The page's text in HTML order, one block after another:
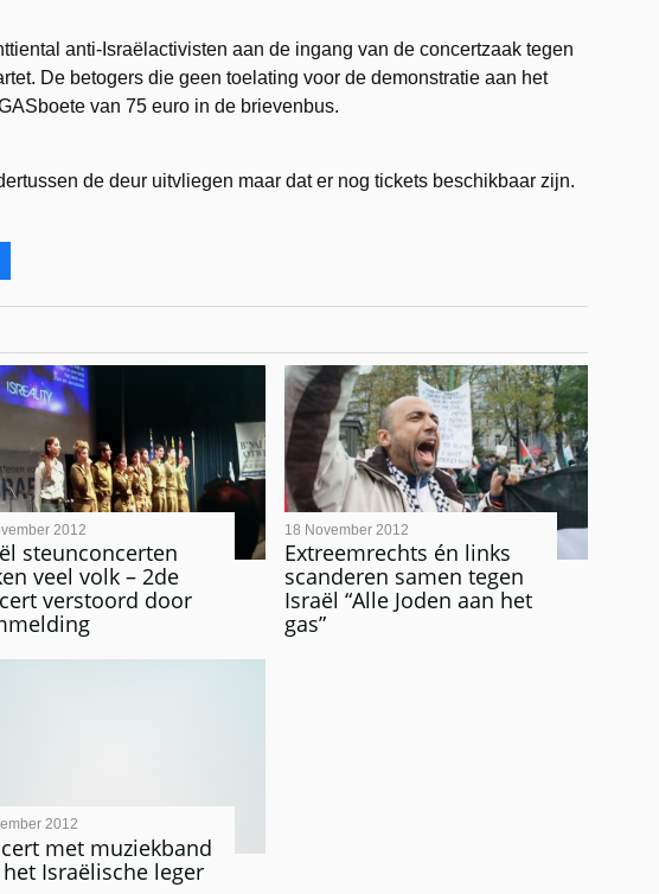
anti-Israëlactivisten aan de ingang van de concertzaak tegen
De betogers die geen toelating voor de demonstratie aan het
van 75 euro in de brievenbus.
de deur uitvliegen maar dat er nog tickets beschikbaar zijn.
steunconcerten
veel volk – 2de
verstoord door
2012
Extreemrechts én links
scanderen samen tegen
Israël “Alle Joden aan het
gas”
18 November 2012
met muziekband
Israëlische leger
2012